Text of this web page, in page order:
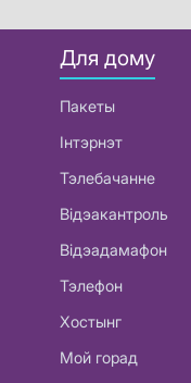
Для дому
Пакеты
Інтэрнэт
Тэлебачанне
Відэакантроль
Відэадамафон
Тэлефон
Хостынг
Мой горад